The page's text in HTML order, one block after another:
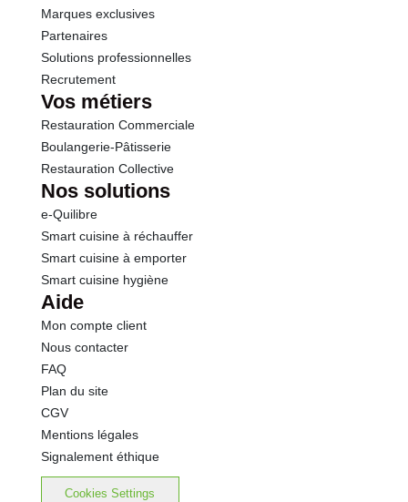
Sel
Sodium
Marques exclusives
Partenaires
Solutions professionnelles
Recrutement
Vos métiers
Restauration Commerciale
Boulangerie-Pâtisserie
Restauration Collective
Nos solutions
e-Quilibre
Smart cuisine à réchauffer
Smart cuisine à emporter
Smart cuisine hygiène
Aide
Mon compte client
Nous contacter
FAQ
Plan du site
CGV
Mentions légales
Signalement éthique
Cookies Settings